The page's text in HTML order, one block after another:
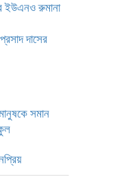
ইউএনও রুমানা
দাসের
সমান